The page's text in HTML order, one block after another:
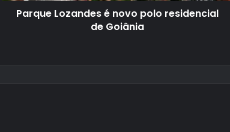
d
Parque Lozandes é novo polo residencial
de Goiânia